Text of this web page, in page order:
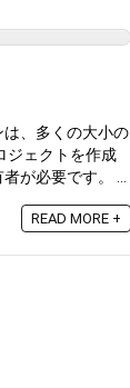
、多くの大小の
ジェクトを作成
が必要です。 ...
READ MORE +